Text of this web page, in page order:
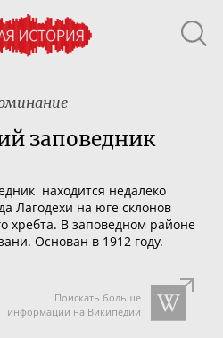
заповедник
находится недалеко
Лагодехи на юге склонов
хребта. В заповедном районе
Основан в 1912 году.
Поискать больше
информации на Википедии